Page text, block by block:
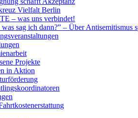
Vielfalt Berlin
– was uns verbindet!
sag ich dann?” – Über Antisemitismus
Projekte
in Aktion